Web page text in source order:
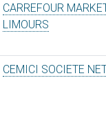
CARREFOUR
LIMOURS
CEMICI SOCIETE